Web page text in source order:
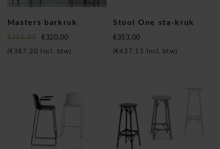
Masters barkruk
€355,00 €320,00
€387,20 Incl. btw)
Stool One sta-kruk
€353,00
(€427,13 Incl. btw)